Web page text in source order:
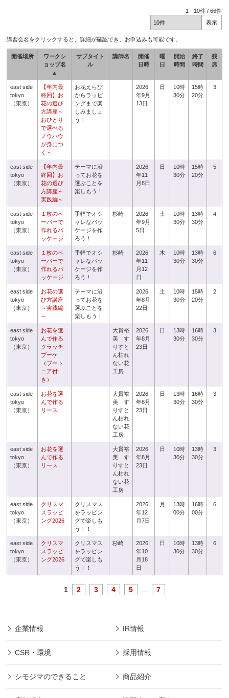
1 - 10件 /66件
講習会名をクリックすると、詳細が確認でき、お申込みも可能です。
開催場所
ワークシ
ョップ名
▲
サブタイト
ル
講師名
開催
日時
曜
日
開始
時間
終了
時間
残
席
east side
tokyo
（東京）
【年内最
終回】お
花の選び
方講座～
おひとり
で選べる
ノウハウ
が身につ
く～
お花えらび
からラッピ
ングまで楽
しみましょ
う！
2026
年9月
13日
日
10時
30分
15時
20分
3
east side
tokyo
（東京）
【年内最
終回】お
花の選び
方講座～
実践編～
テーマに沿
ってお花を
選ぶことを
楽しもう！
2026
年11
月8日
日
10時
30分
15時
20分
5
east side
tokyo
（東京）
１枚のペ
ーパーで
作れるパ
ッケージ
手軽でオシ
ャレなパッ
ケージを作
ろう！
杉崎
2026
年9月
5日
土
10時
30分
13時
30分
4
east side
tokyo
（東京）
１枚のペ
ーパーで
作れるパ
ッケージ
手軽でオシ
ャレなパッ
ケージを作
ろう！
杉崎
2026
年11
月12
日
木
10時
30分
13時
30分
6
east side
tokyo
（東京）
お花の選
び方講座
～実践編
～
テーマに沿
ってお花を
選ぶことを
楽しもう！
2026
年8月
22日
土
10時
30分
15時
20分
2
east side
tokyo
（東京）
お花を選
んで作る
クラッチ
ブーケ
（ブート
ニア付
き）
大貫裕
美 す
りすと
ん枯れ
ない花
工房
2026
年8月
23日
日
13時
30分
16時
30分
3
east side
tokyo
（東京）
お花を選
んで作る
リース
大貫裕
美 す
りすと
ん枯れ
ない花
工房
2026
年8月
23日
日
13時
30分
16時
30分
3
east side
tokyo
（東京）
お花を選
んで作る
リース
大貫裕
美 す
りすと
ん枯れ
ない花
工房
2026
年8月
23日
日
10時
30分
13時
30分
3
east side
tokyo
（東京）
クリスマ
スラッピ
ング2026
クリスマス
をラッピン
グで楽しも
う！！
2026
年12
月7日
月
13時
00分
16時
00分
6
east side
tokyo
（東京）
クリスマ
スラッピ
ング2026
クリスマス
をラッピン
グで楽しも
う！！
杉崎
2026
年10
月18
日
日
10時
30分
13時
30分
6
1 2 3 4 5 7
企業情報 IR情報
CSR・環境 採用情報
シモジマのできること 商品紹介